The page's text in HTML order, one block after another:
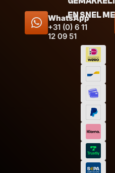
WhatsApp
+31 (0) 6 11
12 09 51
EN SNEL